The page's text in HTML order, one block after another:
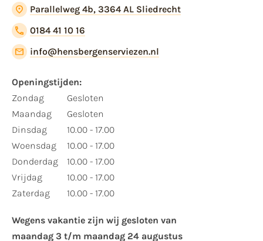
Parallelweg 4b, 3364 AL Sliedrecht
0184 41 10 16
info@hensbergenserviezen.nl
Openingstijden:​
​Zondag
Maandag
Dinsdag
Woensdag
Donderdag
Vrijdag
Zaterdag
Gesloten
Gesloten
10.00 - 17.00
10.00 - 17.00
10.00 - 17.00
10.00 - 17.00
10.00 - 17.00
Wegens vakantie zijn wij gesloten van ​
maandag 3 t/m maandag 24 augustus